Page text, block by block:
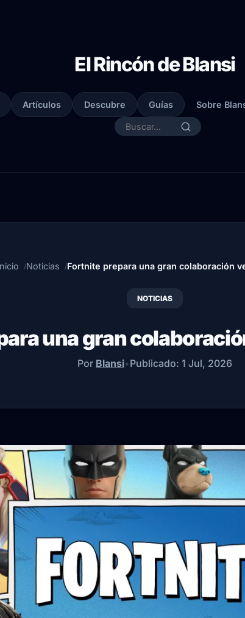
El Rincón de Blansi
Artículos Descubre Guías Sobre
Noticias Fortnite prepara una gran colaboración
NOTICIAS
una gran
Por Blansi•Publicado: 1 Jul, 2026